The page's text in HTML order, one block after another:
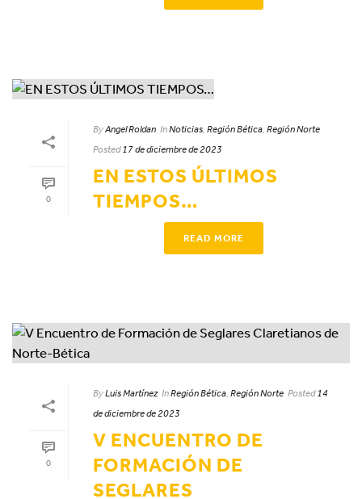
0
ByAngel Roldan InNoticias, Región Bética, Región Norte
Posted 17 de diciembre de 2023
EN ESTOS ÚLTIMOS
TIEMPOS…
READ MORE
0
ByLuis Martínez InRegión Bética, Región Norte Posted 14
de diciembre de 2023
V ENCUENTRO DE
FORMACIÓN DE
SEGLARES